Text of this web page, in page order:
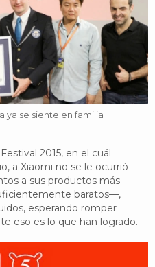
ya se siente en familia
2015, en el cuál
a Xiaomi no se le ocurrió
a sus productos más
baratos—,
esperando romper
eso es lo que han logrado.